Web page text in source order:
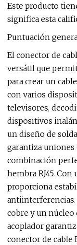
Este producto
significa esta
Puntuación
El conector de
versátil que
para crear un
con varios
televisores,
dispositivos
un diseño de
garantiza uniones
combinación
hembra RJ45.
proporciona
antiinterferencias.
cobre y un núcleo
acoplador
conector de cable